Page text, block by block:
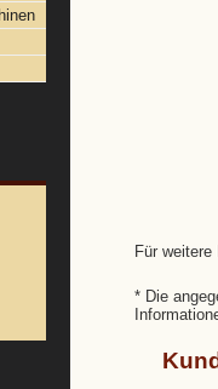
Für
* Die